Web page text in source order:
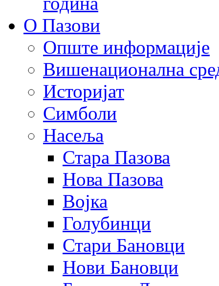
О Пазови
Опште информације
Вишенационална
Историјат
Симболи
Насеља
Стара Пазова
Нова Пазова
Војка
Голубинци
Стари Бановци
Нови Бановци